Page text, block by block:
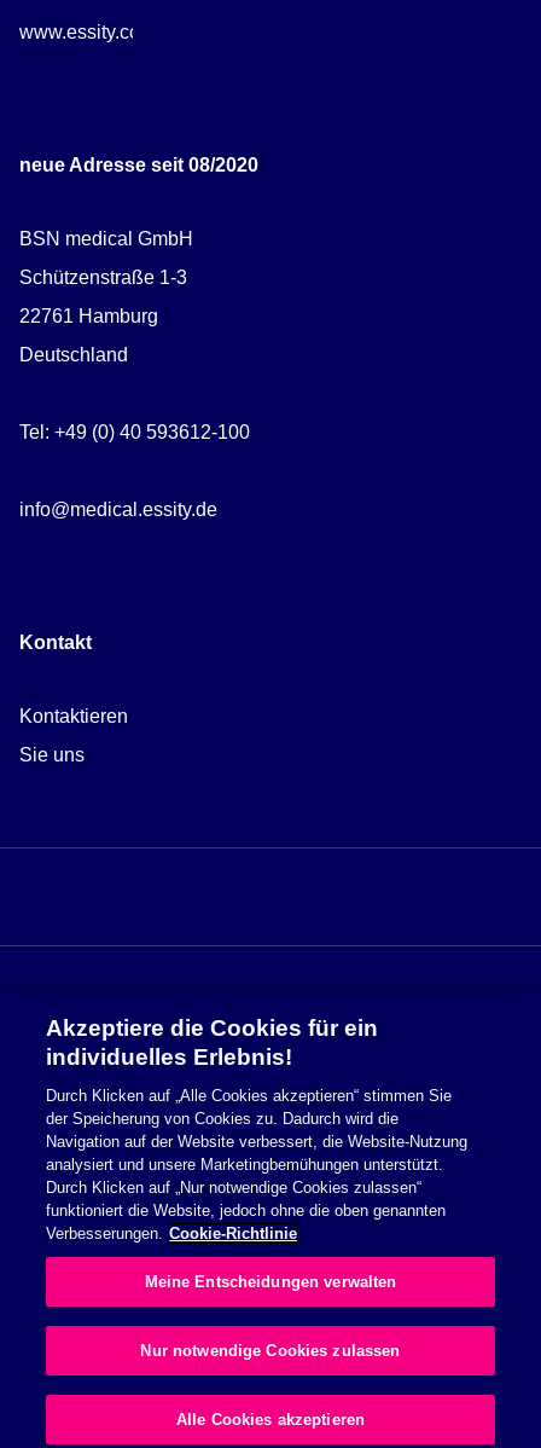
www.essity.com/careers
neue Adresse seit 08/2020
BSN medical GmbH
Schützenstraße 1-3
22761 Hamburg
Deutschland
Tel: +49 (0) 40 593612-100
info@medical.essity.de
Kontakt
Kontaktieren
Sie uns
Sicherheitsinformationen
Nutzungsbedingungen
Cookie Richtlinie
Datenschutzerklärung
Impressum
© 2026 Essity Health & Medical. All rights reserved.
Akzeptiere die Cookies für ein
individuelles Erlebnis!
Durch Klicken auf „Alle Cookies akzeptieren“ stimmen Sie
der Speicherung von Cookies zu. Dadurch wird die
Navigation auf der Website verbessert, die Website-Nutzung
analysiert und unsere Marketingbemühungen unterstützt.
Durch Klicken auf „Nur notwendige Cookies zulassen“
funktioniert die Website, jedoch ohne die oben genannten
Verbesserungen. Cookie-Richtlinie
Meine Entscheidungen verwalten
Nur notwendige Cookies zulassen
Alle Cookies akzeptieren